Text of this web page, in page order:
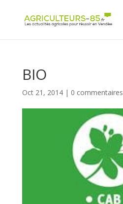
BIO
Oct 21, 2014| 0 commentaires